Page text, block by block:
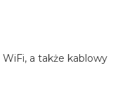
a także kablowy